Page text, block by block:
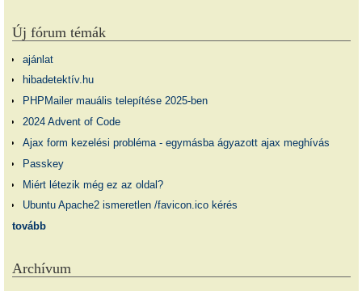
Új fórum témák
ajánlat
hibadetektív.hu
PHPMailer mauális telepítése 2025-ben
2024 Advent of Code
Ajax form kezelési probléma - egymásba ágyazott ajax meghívás
Passkey
Miért létezik még ez az oldal?
Ubuntu Apache2 ismeretlen /favicon.ico kérés
tovább
Archívum